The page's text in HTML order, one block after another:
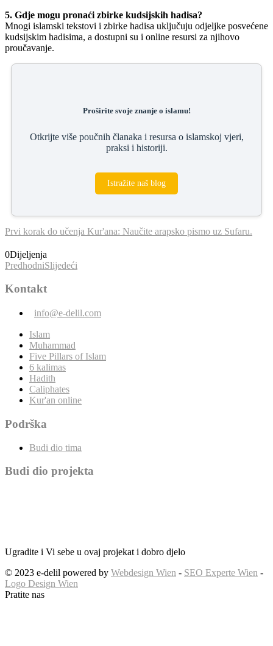
5. Gdje mogu pronaći zbirke kudsijskih hadisa?
Mnogi islamski tekstovi i zbirke hadisa uključuju odjeljke posvećene
kudsijskim hadisima, a dostupni su i online resursi za njihovo
proučavanje.
Proširite svoje znanje o islamu!
Otkrijte više poučnih članaka i resursa o islamskoj vjeri,
praksi i historiji.
Istražite naš blog
Prvi korak do učenja Kur'ana: Naučite arapsko pismo uz Sufaru.
0Dijeljenja
PredhodniSlijedeći
Kontakt
info@e-delil.com
Islam
Muhammad
Five Pillars of Islam
6 kalimas
Hadith
Caliphates
Kur'an online
Podrška
Budi dio tima
Budi dio projekta
Ugradite i Vi sebe u ovaj projekat i dobro djelo
© 2023 e-delil powered by Webdesign Wien - SEO Experte Wien -
Logo Design Wien
Pratite nas